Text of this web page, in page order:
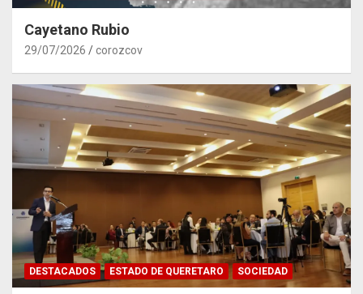
Cayetano Rubio
29/07/2026 corozcov
DESTACADOS ESTADO DE QUERETARO SOCIEDAD